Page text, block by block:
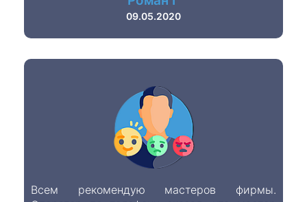
09.05.2020
Всем рекомендую мастеров фирмы.